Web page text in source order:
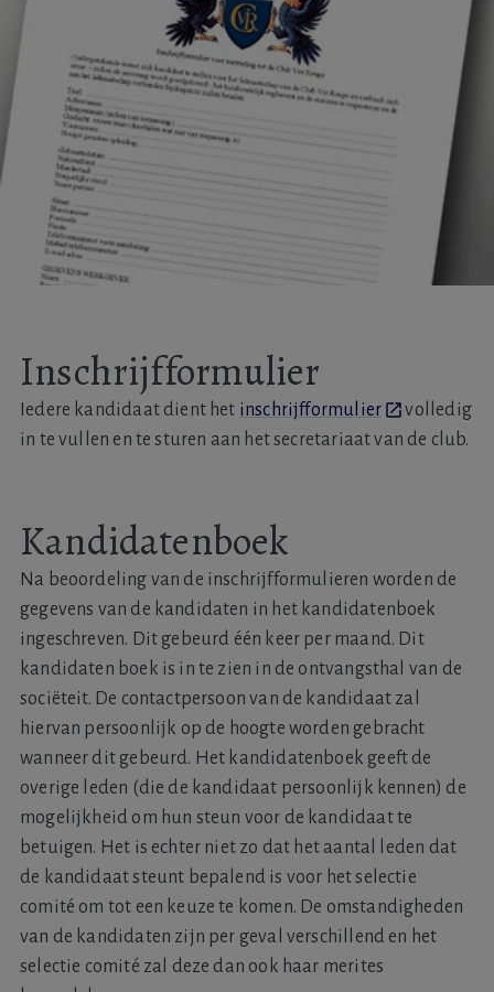
Inschrijfformulier
Iedere kandidaat dient het inschrijfformulier
volledig
in te vullen en te sturen aan het secretariaat van de club.
Kandidatenboek
Na beoordeling van de inschrijfformulieren worden de
gegevens van de kandidaten in het kandidatenboek
ingeschreven. Dit gebeurd één keer per maand. Dit
kandidaten boek is in te zien in de ontvangsthal van de
sociëteit. De contactpersoon van de kandidaat zal
hiervan persoonlijk op de hoogte worden gebracht
wanneer dit gebeurd. Het kandidatenboek geeft de
overige leden (die de kandidaat persoonlijk kennen) de
mogelijkheid om hun steun voor de kandidaat te
betuigen. Het is echter niet zo dat het aantal leden dat
de kandidaat steunt bepalend is voor het selectie
comité om tot een keuze te komen. De omstandigheden
van de kandidaten zijn per geval verschillend en het
selectie comité zal deze dan ook haar merites